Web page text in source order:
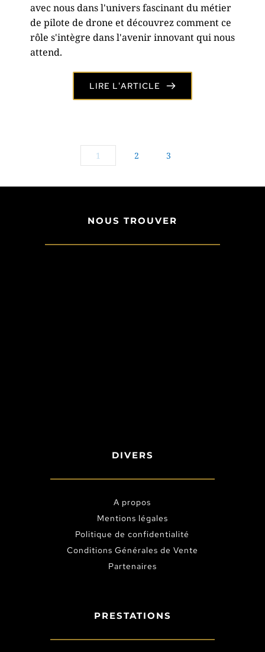
avec nous dans l'univers fascinant du métier
de pilote de drone et découvrez comment ce
rôle s'intègre dans l'avenir innovant qui nous
attend.
LIRE L'ARTICLE
1 2 3
NOUS TROUVER
DIVERS
A propos
Mentions légales
Politique de confidentialité
Conditions Générales de Vente
Partenaires
PRESTATIONS